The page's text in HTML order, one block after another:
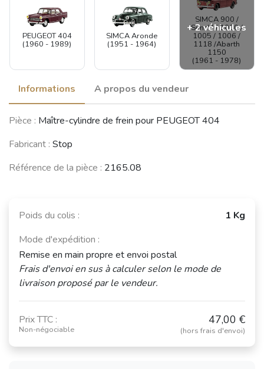
PEUGEOT 404
(1960 - 1989)
SIMCA Aronde
(1951 - 1964)
SIMCA 900 /
Simc'4 / 1000 /
1005 / 1006 /
1118 /Abarth
1150
(1961 - 1978)
+ 2 véhicules
CITROËN 2CV Coupé /
Cabriolet
Voir moins de véhicules
Informations A propos du vendeur
Pièce : Maître-cylindre de frein pour PEUGEOT 404
Fabricant : Stop
Référence de la pièce : 2165.08
Poids du colis :
1 Kg
Mode d'expédition :
Remise en main propre et envoi postal
Frais d'envoi en sus à calculer selon le mode de
livraison proposé par le vendeur.
Prix TTC :
Non-négociable
47,00 €
(hors frais d'envoi)